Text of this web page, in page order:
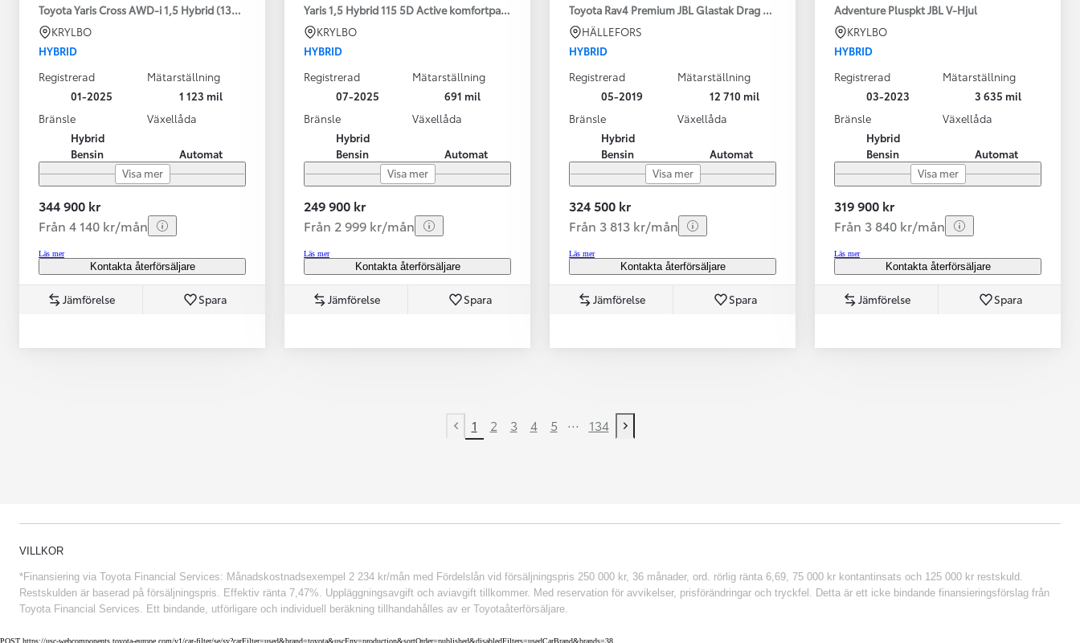
Toyota Yaris Cross AWD-i 1,5 Hybrid (130HK) Style V-hjul
KRYLBO
HYBRID
Registrerad
01-2025
Mätarställning
1 123 mil
Bränsle
Hybrid
Bensin
Växellåda
Automat
Visa mer
344 900 kr
Från 4 140 kr/mån
Läs mer
Kontakta återförsäljare
Jämförelse Spara
Yaris 1,5 Hybrid 115 5D Active komfortpaket
KRYLBO
HYBRID
Registrerad
07-2025
Mätarställning
691 mil
Bränsle
Hybrid
Bensin
Växellåda
Automat
Visa mer
249 900 kr
Från 2 999 kr/mån
Läs mer
Kontakta återförsäljare
Jämförelse Spara
Toyota Rav4 Premium JBL Glastak Drag Motorv Vhjul
HÄLLEFORS
HYBRID
Registrerad
05-2019
Mätarställning
12 710 mil
Bränsle
Hybrid
Bensin
Växellåda
Automat
Visa mer
324 500 kr
Från 3 813 kr/mån
Läs mer
Kontakta återförsäljare
Jämförelse Spara
Adventure Pluspkt JBL V-Hjul
KRYLBO
HYBRID
Registrerad
03-2023
Mätarställning
3 635 mil
Bränsle
Hybrid
Bensin
Växellåda
Automat
Visa mer
319 900 kr
Från 3 840 kr/mån
Läs mer
Kontakta återförsäljare
Jämförelse Spara
Previous page
1 2 3 4 5 ... 134
Next page
VILLKOR
*Finansiering via Toyota Financial Services: Månadskostnadsexempel 2 234 kr/mån med Fördelslån vid försäljningspris 250 000 kr, 36 månader, ord. rörlig ränta 6,69, 75 000 kr kontantinsats och 125 000 kr restskuld.
Restskulden är baserad på försäljningspris. Effektiv ränta 7,47%. Uppläggningsavgift och aviavgift tillkommer. Med reservation för avvikelser, prisförändringar och tryckfel. Detta är ett icke bindande finansieringsförslag från
Toyota Financial Services. Ett bindande, utförligare och individuell beräkning tillhandahålles av er Toyotaåterförsäljare.
POST https://usc-webcomponents.toyota-europe.com/v1/car-filter/se/sv?carFilter=used&brand=toyota&uscEnv=production&sortOrder=published&disabledFilters=usedCarBrand&brands=38